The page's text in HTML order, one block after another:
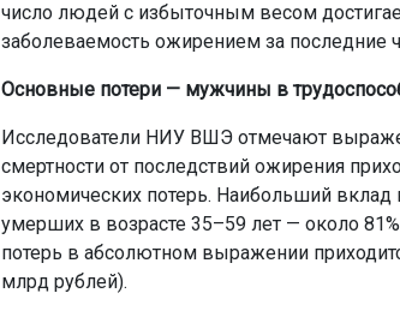
число людей с избыточным весом
заболеваемость ожирением за последние
Основные потери — мужчины в
Исследователи НИУ ВШЭ отмечают
смертности от последствий ожирения
экономических потерь. Наибольший вклад
умерших в возрасте 35–59 лет — около
потерь в абсолютном выражении
млрд рублей).